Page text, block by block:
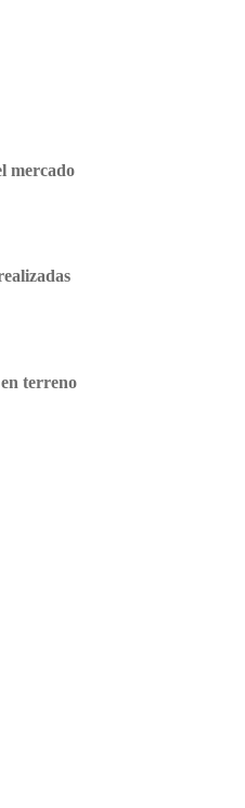
mercado
terreno